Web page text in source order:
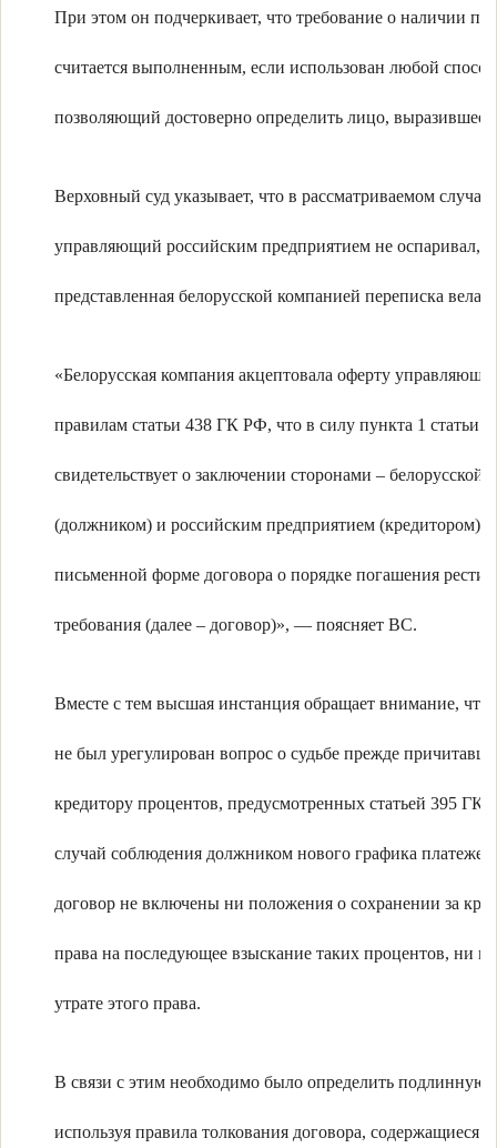
При этом он подчеркивает, что требование о наличии
считается выполненным, если использован любой
позволяющий достоверно определить лицо, выразившее
Верховный суд указывает, что в рассматриваемом
управляющий российским предприятием не оспаривал,
представленная белорусской компанией переписка
«Белорусская компания акцептовала оферту
правилам статьи 438 ГК РФ, что в силу пункта 1 статьи
свидетельствует о заключении сторонами – белорусской
(должником) и российским предприятием (кредитором) –
письменной форме договора о порядке погашения
требования (далее – договор)», — поясняет ВС.
Вместе с тем высшая инстанция обращает внимание, что
не был урегулирован вопрос о судьбе прежде
кредитору процентов, предусмотренных статьей 395 ГК
случай соблюдения должником нового графика
договор не включены ни положения о сохранении за
права на последующее взыскание таких процентов, ни
утрате этого права.
В связи с этим необходимо было определить подлинную
используя правила толкования договора, содержащиеся в